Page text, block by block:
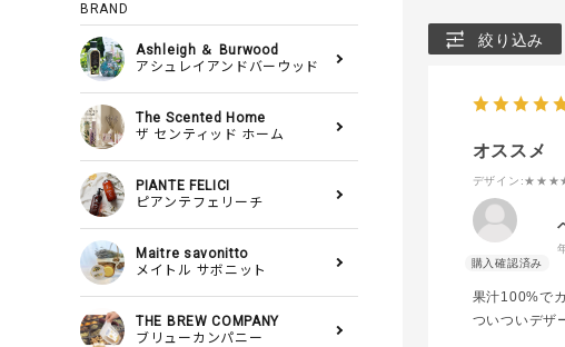
BRAND
Ashleigh ＆ Burwood
アシュレイアンドバーウッド
The Scented Home
ザ センティッド ホーム
PIANTE FELICI
ピアンテフェリーチ
Maitre savonitto
メイトル サボニット
THE BREW COMPANY
ブリューカンパニー
絞り込み
オススメ
デザイン
果汁100%で
ついついデザ